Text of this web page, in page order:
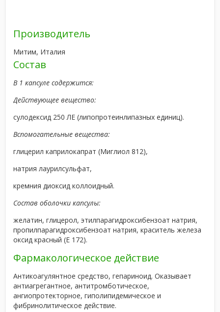
Производитель
Митим, Италия
Состав
В 1 капсуле содержится:
Действующее вещество:
сулодексид 250 ЛЕ (липопротеинлипазных единиц).
Вспомогательные вещества:
глицерил каприлокапрат (Миглиол 812),
натрия лаурилсульфат,
кремния диоксид коллоидный.
Состав оболочки капсулы:
желатин, глицерол, этилпарагидроксибензоат натрия,
пропилпарагидроксибензоат натрия, краситель железа
оксид красный (Е 172).
Фармакологическое действие
Антикоагулянтное средство, гепариноид. Оказывает
антиагрегантное, антитромботическое,
ангиопротекторное, гиполипидемическое и
фибринолитическое действие.